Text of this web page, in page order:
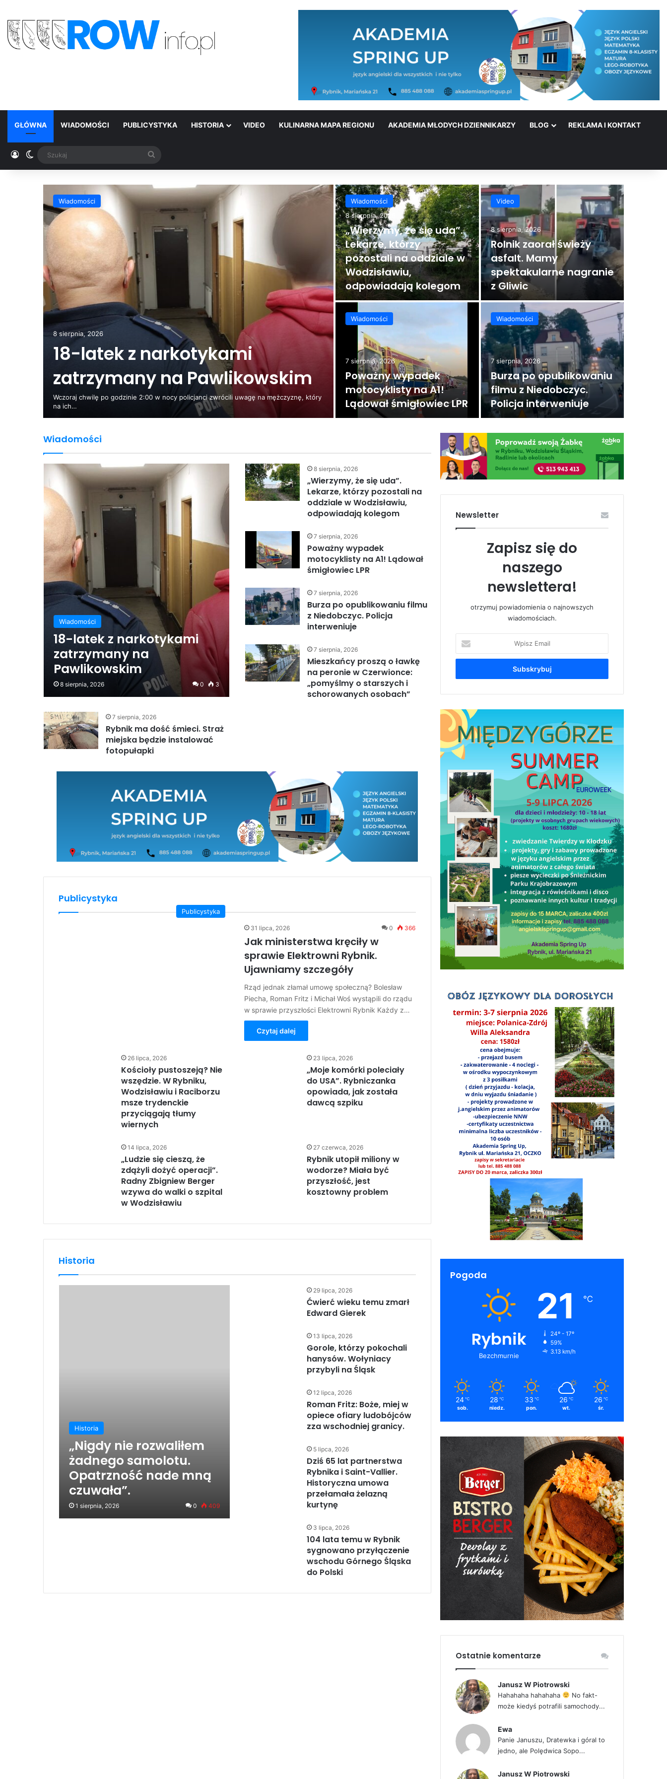
GŁÓWNA WIADOMOŚCI PUBLICYSTYKA HISTORIA VIDEO KULINARNA MAPA REGIONU AKADEMIA MŁODYCH DZIENNIKARZY BLOG REKLAMA I KONTAKT
ZalogujSwitch skin
Wiadomości
8 sierpnia, 2026
18-latek z narkotykami
zatrzymany na Pawlikowskim
Wczoraj chwilę po godzinie 2:00 w nocy policjanci zwrócili uwagę na mężczyznę, który
na ich…
Wiadomości
8 sierpnia, 2026
„Wierzymy, że się uda”.
Lekarze, którzy
pozostali na oddziale w
Wodzisławiu,
odpowiadają kolegom
Video
8 sierpnia, 2026
Rolnik zaorał świeży
asfalt. Mamy
spektakularne nagranie
z Gliwic
Wiadomości
7 sierpnia, 2026
Poważny wypadek
motocyklisty na A1!
Lądował śmigłowiec LPR
Wiadomości
7 sierpnia, 2026
Burza po opublikowaniu
filmu z Niedobczyc.
Policja interweniuje
Wiadomości
Wiadomości
18-latek z narkotykami
zatrzymany na
Pawlikowskim
8 sierpnia, 2026 0 3
8 sierpnia, 2026
„Wierzymy, że się uda”.
Lekarze, którzy pozostali na
oddziale w Wodzisławiu,
odpowiadają kolegom
7 sierpnia, 2026
Poważny wypadek
motocyklisty na A1! Lądował
śmigłowiec LPR
7 sierpnia, 2026
Burza po opublikowaniu filmu
z Niedobczyc. Policja
interweniuje
7 sierpnia, 2026
Mieszkańcy proszą o ławkę
na peronie w Czerwionce:
„pomyślmy o starszych i
schorowanych osobach”
7 sierpnia, 2026
Rybnik ma dość śmieci. Straż
miejska będzie instalować
fotopułapki
Publicystyka
Publicystyka
31 lipca, 2026 0 366
Jak ministerstwa kręciły w
sprawie Elektrowni Rybnik.
Ujawniamy szczegóły
Rząd jednak złamał umowę społeczną? Bolesław
Piecha, Roman Fritz i Michał Woś wystąpili do rządu
w sprawie przyszłości Elektrowni Rybnik Każdy z…
Czytaj dalej
26 lipca, 2026
Kościoły pustoszeją? Nie
wszędzie. W Rybniku,
Wodzisławiu i Raciborzu
msze trydenckie
przyciągają tłumy
wiernych
23 lipca, 2026
„Moje komórki poleciały
do USA”. Rybniczanka
opowiada, jak została
dawcą szpiku
14 lipca, 2026
„Ludzie się cieszą, że
zdążyli dożyć operacji”.
Radny Zbigniew Berger
wzywa do walki o szpital
w Wodzisławiu
27 czerwca, 2026
Rybnik utopił miliony w
wodorze? Miała być
przyszłość, jest
kosztowny problem
Historia
Historia
„Nigdy nie rozwaliłem
żadnego samolotu.
Opatrzność nade mną
czuwała”.
1 sierpnia, 2026 0 409
29 lipca, 2026
Ćwierć wieku temu zmarł
Edward Gierek
13 lipca, 2026
Gorole, którzy pokochali
hanysów. Wołyniacy
przybyli na Śląsk
12 lipca, 2026
Roman Fritz: Boże, miej w
opiece ofiary ludobójców
zza wschodniej granicy.
5 lipca, 2026
Dziś 65 lat partnerstwa
Rybnika i Saint-Vallier.
Historyczna umowa
przełamała żelazną
kurtynę
3 lipca, 2026
104 lata temu w Rybnik
sygnowano przyłączenie
wschodu Górnego Śląska
do Polski
Newsletter
Zapisz się do
naszego
newslettera!
otrzymuj powiadomienia o najnowszych
wiadomościach.
Wpisz
Email
Pogoda
Rybnik
Bezchmurnie
21 ℃
24º - 17º
59%
3.13 km/h
24 ℃
sob.
28 ℃
niedz.
33 ℃
pon.
26 ℃
wt.
26 ℃
śr.
Ostatnie komentarze
Janusz W Piotrowski
Hahahaha hahahaha
No fakt-
może kiedyś potrafili samochody...
Ewa
Panie Januszu, Dratewka i góral to
jedno, ale Polędwica Sopo...
Janusz W Piotrowski